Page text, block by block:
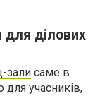
для ділових
зали саме в
для учасників,